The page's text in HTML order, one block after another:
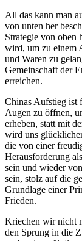
All das kann man
von unten her
Strategie von oben
wird, um zu einem
und Waren zu
Gemeinschaft der
erreichen.
Chinas Aufstieg ist
Augen zu öffnen,
erheben, statt mit
wird uns
die von einer
Herausforderung
sein und wieder
sein, stolz auf die
Grundlage einer
Frieden.
Kriechen wir nicht
den Sprung in die